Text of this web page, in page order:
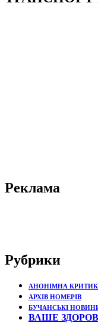
Реклама
Рубрики
АНОНІМНА
АРХІВ НОМЕРІВ
БУЧАНСЬКІ
ВАШЕ